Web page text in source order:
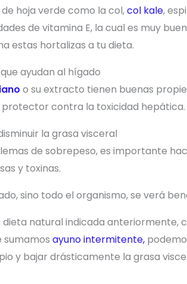
hoja verde como la col,col kale,
de vitamina E, la cual es muy
estas hortalizas a tu dieta.
ayudan al hígado
o su extracto tienen buenas
protector contra la toxicidad hepática.
la grasa visceral
de sobrepeso, es importante
y toxinas.
sino todo el organismo, se verá
dieta natural indicada anteriormente,
sumamos ayuno intermitente,
y bajar drásticamente la grasa